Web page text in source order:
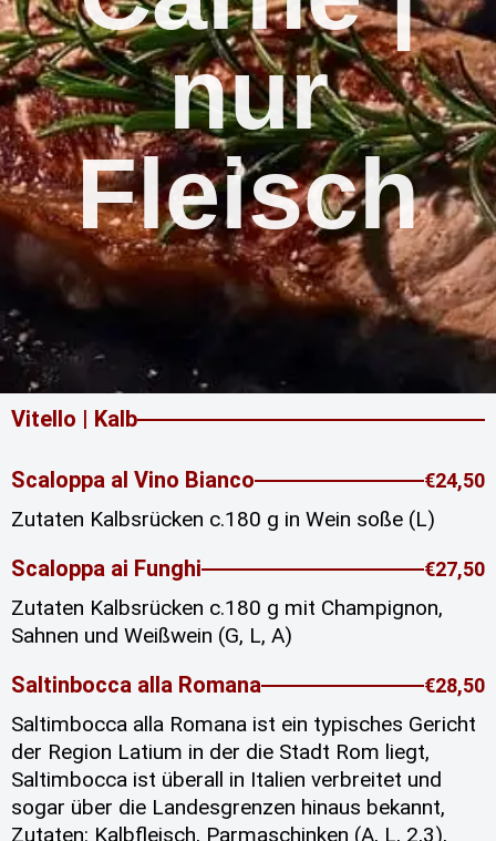
nur
Fleisch
Vitello | Kalb
Scaloppa al Vino Bianco €24,50
Zutaten Kalbsrücken c.180 g in Wein soße (L)
Scaloppa ai Funghi €27,50
Zutaten Kalbsrücken c.180 g mit Champignon,
Sahnen und Weißwein (G, L, A)
Saltinbocca alla Romana €28,50
Saltimbocca alla Romana ist ein typisches Gericht
der Region Latium in der die Stadt Rom liegt,
Saltimbocca ist überall in Italien verbreitet und
sogar über die Landesgrenzen hinaus bekannt,
Zutaten: Kalbfleisch, Parmaschinken (A, L, 2,3),